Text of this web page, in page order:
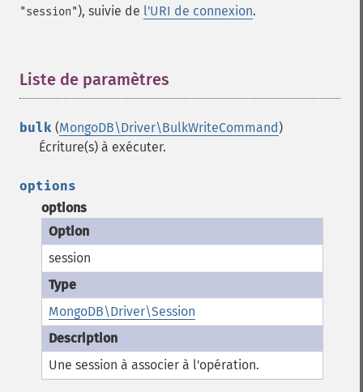
"session"), suivie de l'URI de connexion.
Liste de paramètres
bulk (MongoDB\Driver\BulkWriteCommand)
Écriture(s) à exécuter.
options
options
session
MongoDB\Driver\Session
Une session à associer à l'opération.